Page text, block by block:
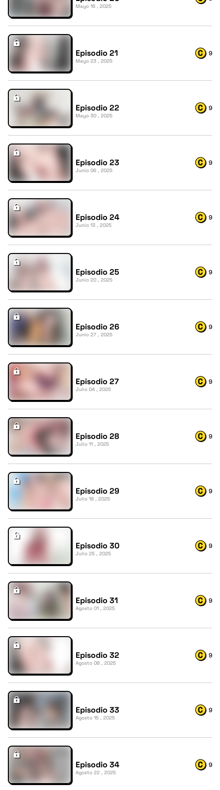
Mayo 16 , 2025
Episodio 21
Mayo 23 , 2025
9
Episodio 22
Mayo 30 , 2025
9
Episodio 23
Junio 06 , 2025
9
Episodio 24
Junio 13 , 2025
9
Episodio 25
Junio 20 , 2025
9
Episodio 26
Junio 27 , 2025
9
Episodio 27
Julio 04 , 2025
9
Episodio 28
Julio 11 , 2025
9
Episodio 29
Julio 18 , 2025
9
Episodio 30
Julio 25 , 2025
9
Episodio 31
Agosto 01 , 2025
9
Episodio 32
Agosto 08 , 2025
9
Episodio 33
Agosto 15 , 2025
9
Episodio 34
Agosto 22 , 2025
9